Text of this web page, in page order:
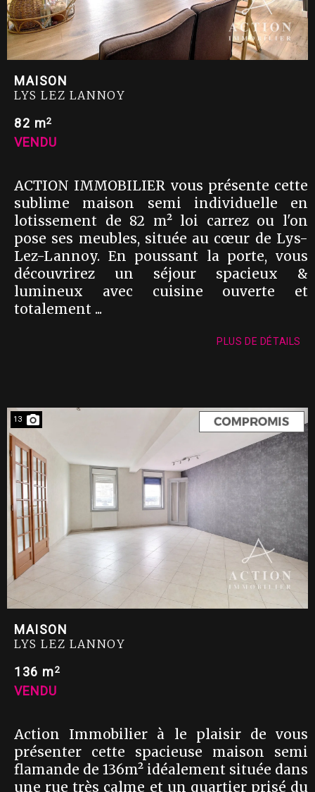
MAISON
LYS LEZ LANNOY
82 m2
VENDU
ACTION IMMOBILIER vous présente cette
sublime maison semi individuelle en
lotissement de 82 m² loi carrez ou l'on
pose ses meubles, située au cœur de Lys-
Lez-Lannoy. En poussant la porte, vous
découvrirez un séjour spacieux &
lumineux avec cuisine ouverte et
totalement ...
PLUS DE DÉTAILS
13
MAISON
LYS LEZ LANNOY
136 m2
VENDU
Action Immobilier à le plaisir de vous
présenter cette spacieuse maison semi
flamande de 136m² idéalement située dans
une rue très calme et un quartier prisé du